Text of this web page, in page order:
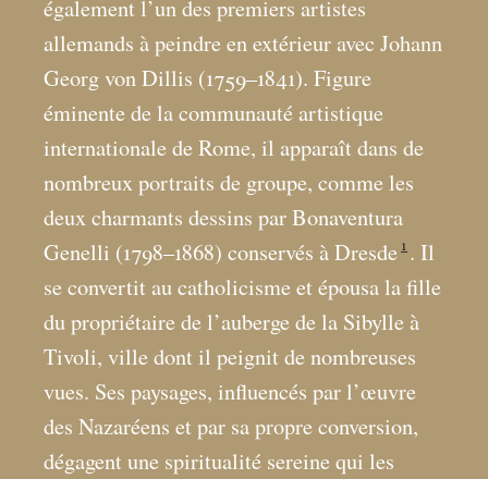
également l’un des premiers artistes
allemands à peindre en extérieur avec Johann
Georg von Dillis (1759–1841). Figure
éminente de la communauté artistique
internationale de Rome, il apparaît dans de
nombreux portraits de groupe, comme les
deux charmants dessins par Bonaventura
Genelli (1798–1868) conservés à Dresde 1 . Il
se convertit au catholicisme et épousa la fille
du propriétaire de l’auberge de la Sibylle à
Tivoli, ville dont il peignit de nombreuses
vues. Ses paysages, influencés par l’œuvre
des Nazaréens et par sa propre conversion,
dégagent une spiritualité sereine qui les